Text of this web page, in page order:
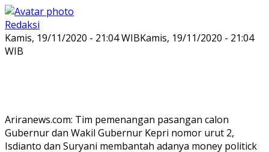
Redaksi
Kamis, 19/11/2020 - 21:04 WIBKamis, 19/11/2020 - 21:04
WIB
Ariranews.com: Tim pemenangan pasangan calon
Gubernur dan Wakil Gubernur Kepri nomor urut 2,
Isdianto dan Suryani membantah adanya money politick